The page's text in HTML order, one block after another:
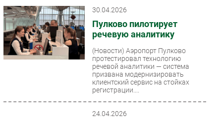
30.04.2026
Пулково пилотирует
речевую аналитику
(Новости) Аэропорт Пулково
протестировал технологию
речевой аналитики — система
призвана модернизировать
клиентский сервис на стойках
регистрации....
24.04.2026